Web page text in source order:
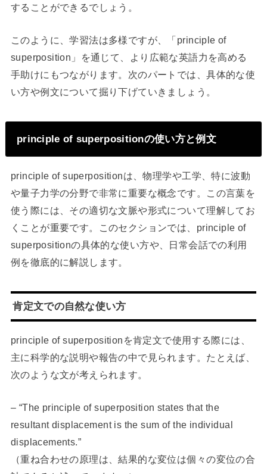
することができるでしょう。
このように、学習法は多様ですが、「principle of
superposition」を通じて、より広範な英語力を高める
手助けにもつながります。次のパートでは、具体的な使
い方や例文について掘り下げていきましょう。
principle of superpositionの使い方と例文
principle of superpositionは、物理学や工学、特に波動
や量子力学の分野で非常に重要な概念です。この言葉を
使う際には、その適切な文脈や形式について理解してお
くことが重要です。このセクションでは、principle of
superpositionの具体的な使い方や、日常会話での利用
例を徹底的に解説します。
肯定文での自然な使い方
principle of superpositionを肯定文で使用する際には、
主に科学的な説明や報告の中で見られます。たとえば、
次のような文が考えられます。
– “The principle of superposition states that the
resultant displacement is the sum of the individual
displacements.”
（重ね合わせの原理は、結果的な変位は個々の変位の合